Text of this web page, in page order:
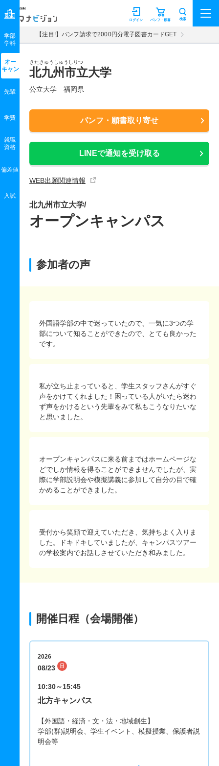
マナビジョン パンフ・願書
ログイン 検索
【注目!】パンフ請求で2000円分電子図書カードGET
きたきゅうしゅうしりつ
北九州市立大学
公立大学 福岡県
パンフ・願書取り寄せ
LINEで通知を受け取る
WEB出願関連情報
学部
学科
オー
キャン
先輩
学費
就職
資格
偏差値
入試
北九州市立大学/
オープンキャンパス
参加者の声
外国語学部の中で迷っていたので、一気に3つの学
部について知ることができたので、とても良かった
です。
私が立ち止まっていると、学生スタッフさんがすぐ
声をかけてくれました！困っている人がいたら迷わ
ず声をかけるという先輩をみて私もこうなりたいな
と思いました。
オープンキャンパスに来る前まではホームページな
どでしか情報を得ることができませんでしたが、実
際に学部説明会や模擬講義に参加して自分の目で確
かめることができました。
受付から笑顔で迎えていただき、気持ちよく入りま
した。ドキドキしていましたが、キャンパスツアー
の学校案内でお話しさせていただき和みました。
開催日程（会場開催）
2026
08/23 日
10:30～15:45
北方キャンパス
【外国語・経済・文・法・地域創生】
学部(群)説明会、学生イベント、模擬授業、保護者説
明会等